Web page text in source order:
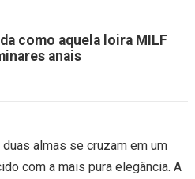
como aquela loira MILF
anais
almas se cruzam em um
com a mais pura elegância. A